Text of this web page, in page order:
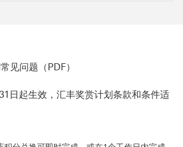
见问题（PDF）
日起生效，汇丰奖赏计划条款和条件适